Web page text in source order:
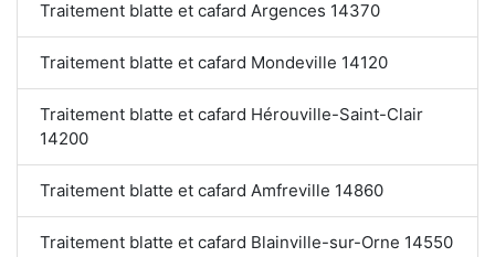
Traitement blatte et cafard Argences 14370
Traitement blatte et cafard Mondeville 14120
Traitement blatte et cafard Hérouville-Saint-Clair
14200
Traitement blatte et cafard Amfreville 14860
Traitement blatte et cafard Blainville-sur-Orne 14550